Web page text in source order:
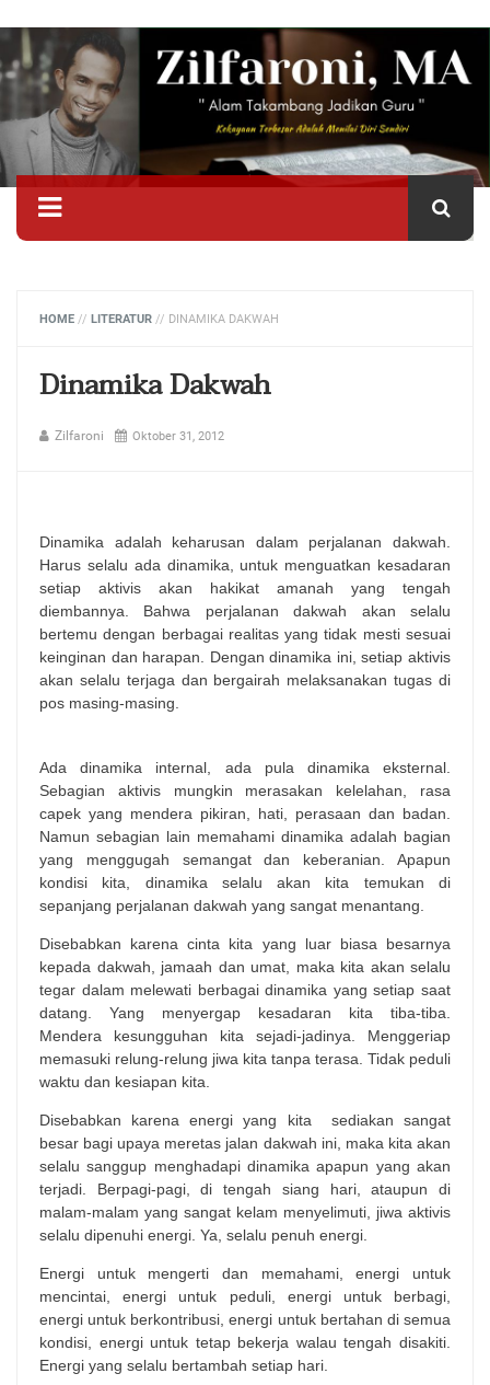
HOME // LITERATUR // DINAMIKA DAKWAH
Dinamika Dakwah
Zilfaroni Oktober 31, 2012
Dinamika adalah keharusan dalam perjalanan dakwah.
Harus selalu ada dinamika, untuk menguatkan kesadaran
setiap aktivis akan hakikat amanah yang tengah
diembannya. Bahwa perjalanan dakwah akan selalu
bertemu dengan berbagai realitas yang tidak mesti sesuai
keinginan dan harapan. Dengan dinamika ini, setiap aktivis
akan selalu terjaga dan bergairah melaksanakan tugas di
pos masing-masing.
Ada dinamika internal, ada pula dinamika eksternal.
Sebagian aktivis mungkin merasakan kelelahan, rasa
capek yang mendera pikiran, hati, perasaan dan badan.
Namun sebagian lain memahami dinamika adalah bagian
yang menggugah semangat dan keberanian. Apapun
kondisi kita, dinamika selalu akan kita temukan di
sepanjang perjalanan dakwah yang sangat menantang.
Disebabkan karena cinta kita yang luar biasa besarnya
kepada dakwah, jamaah dan umat, maka kita akan selalu
tegar dalam melewati berbagai dinamika yang setiap saat
datang. Yang menyergap kesadaran kita tiba-tiba.
Mendera kesungguhan kita sejadi-jadinya. Menggeriap
memasuki relung-relung jiwa kita tanpa terasa. Tidak peduli
waktu dan kesiapan kita.
Disebabkan karena energi yang kita sediakan sangat
besar bagi upaya meretas jalan dakwah ini, maka kita akan
selalu sanggup menghadapi dinamika apapun yang akan
terjadi. Berpagi-pagi, di tengah siang hari, ataupun di
malam-malam yang sangat kelam menyelimuti, jiwa aktivis
selalu dipenuhi energi. Ya, selalu penuh energi.
Energi untuk mengerti dan memahami, energi untuk
mencintai, energi untuk peduli, energi untuk berbagi,
energi untuk berkontribusi, energi untuk bertahan di semua
kondisi, energi untuk tetap bekerja walau tengah disakiti.
Energi yang selalu bertambah setiap hari.